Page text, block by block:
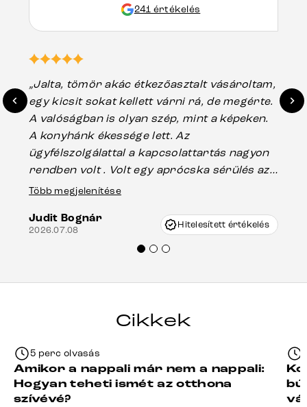
241 értékelés
„Jalta, tömör akác étkezőasztalt vásároltam,
egy kicsit sokat kellett várni rá, de megérte.
A valóságban is olyan szép, mint a képeken.
A konyhánk ékessége lett. Az
ügyfélszolgálattal a kapcsolattartás nagyon
rendben volt . Volt egy aprócska sérülés az
asztal talpánál, ami szállításkor
nagyon korrekten jártak el az ügyemben.
Mindenkinek ajánlani tudom a Delife
Több megjelenítése
Judit Bognár
2026.07.08 Hitelesített értékelés
Cikkek
5 perc olvasás
Amikor a nappali már nem a nappali:
Hogyan teheti ismét az otthona
szívévé?